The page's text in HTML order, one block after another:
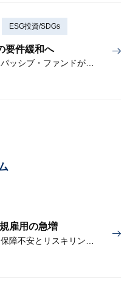
ESG投資/SDGs
要件緩和へ
「格下げ」のトレンドは終焉し、パッシブ・ファンドが増加するか
雇用の急増